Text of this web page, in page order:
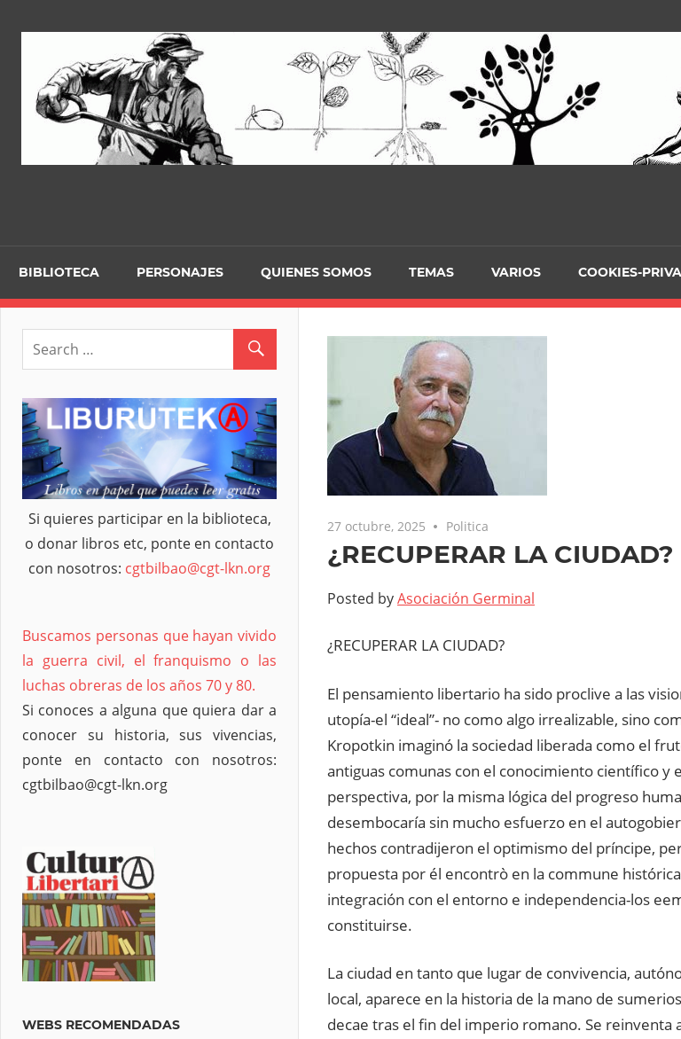
BIBLIOTECA PERSONAJES QUIENES SOMOS TEMAS VARIOS COOKIES-
27 octubre, 2025 Politica
¿RECUPERAR LA CIUDAD?
Posted byAsociación Germinal
¿RECUPERAR LA CIUDAD?
El pensamiento libertario ha sido proclive a las
utopía-el “ideal”- no como algo irrealizable, sino
Kropotkin imaginó la sociedad liberada como el
antiguas comunas con el conocimiento científico y
perspectiva, por la misma lógica del progreso
desembocaría sin mucho esfuerzo en el
hechos contradijeron el optimismo del príncipe,
propuesta por él encontrò en la commune
integración con el entorno e independencia-los
constituirse.
La ciudad en tanto que lugar de convivencia,
local, aparece en la historia de la mano de
decae tras el fin del imperio romano. Se reinventa
Si quieres participar en la biblioteca,
o donar libros etc, ponte en contacto
con nosotros: cgtbilbao@cgt-lkn.org
Buscamos personas que hayan vivido
la guerra civil, el franquismo o las
luchas obreras de los años 70 y 80.
Si conoces a alguna que quiera dar a
conocer su historia, sus vivencias,
ponte en contacto con nosotros:
cgtbilbao@cgt-lkn.org
WEBS RECOMENDADAS